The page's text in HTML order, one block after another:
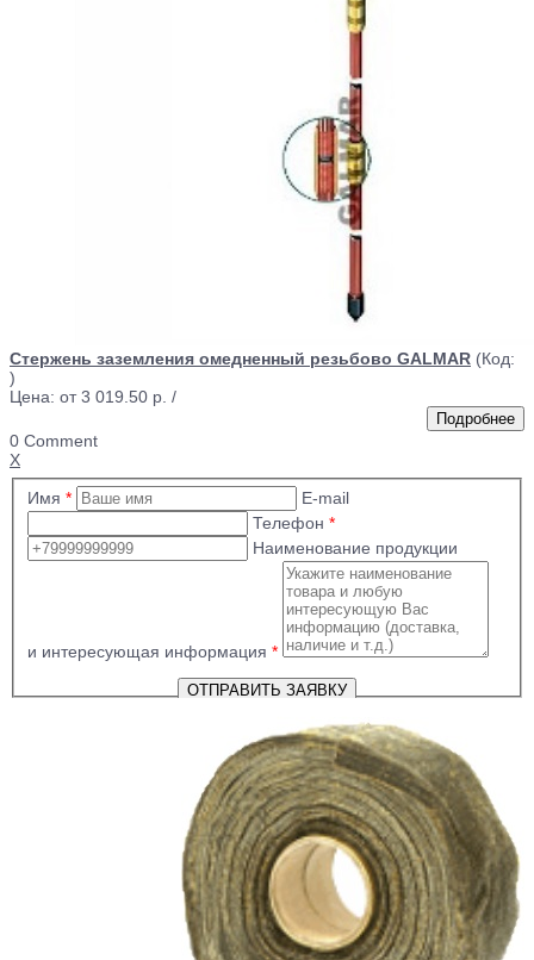
Стержень заземления омедненный резьбово GALMAR (Код:
)
Цена: от3 019.50 р. /
0 Comment
X
Имя *
E-mail
Телефон *
Наименование продукции
и интересующая информация *